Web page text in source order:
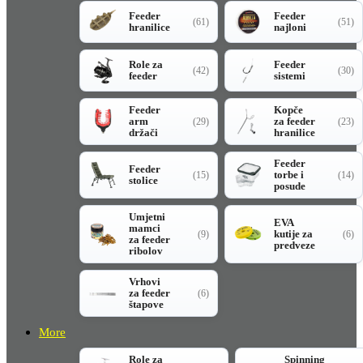
Feeder
hranilice
(61)
Feeder
najloni
(51)
Role za
feeder
(42)
Feeder
sistemi
(30)
Feeder
arm
držači
(29)
Kopče
za feeder
hranilice
(23)
Feeder
stolice
(15)
Feeder
torbe i
posude
(14)
Umjetni
mamci
za feeder
ribolov
(9)
EVA
kutije za
predveze
(6)
Vrhovi
za feeder
štapove
(6)
More
Role za
Spinning